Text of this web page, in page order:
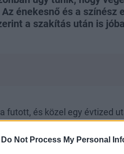
Do Not Process My Personal
énekesnő és a színész
a szakítás után is
futott, és közel egy évtized
források nyilatkozataiból,
történt, de a döntés nem volt
aki elárulta, hogy a pár